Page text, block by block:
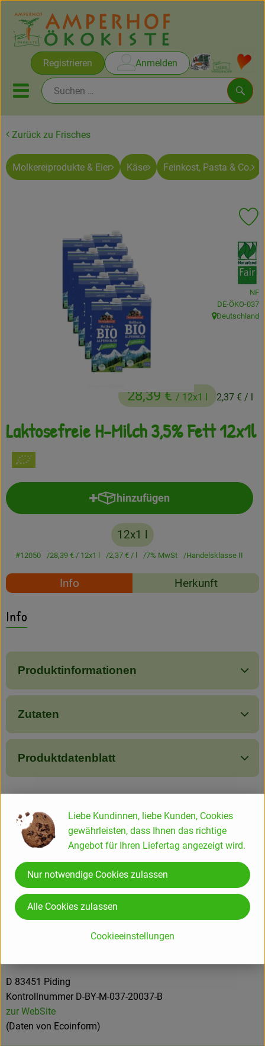
Registrieren Anmelden
Mobiles Menu öffnen oder
Rezepte
Obst & Gemüse
Gratis Ökokiste im Wert von 25 Euro
Veranstaltungen
Entdecken
Zurück zu Frisches
Molkereiprodukte & Eier Käse Feinkost, Pasta & Co.
Laktosefreie H-Milch 3,5% Fett 12x1l
28,39 €/ 12x1 l 2,37 € / l
, Verband:
NF
, Kontrollstelle:
DE-ÖKO-037
, Herkunft:
Deutschland
hinzufügen
Produkt zum Warenkorb
12x1 l
#12050 28,39 €/ 12x1 l 2,37 €/ l 7% MwSt Handelsklasse II
Rezepte
Info Herkunft
Info
Produktinformationen
Zutaten
Produktdatenblatt
Herkunft
Hersteller: Berchtesgadener Land Bio
Deutschland
D 83451 Piding
Kontrollnummer D-BY-M-037-20037-B
zur WebSite
(Daten von Ecoinform)
Liebe Kundinnen, liebe Kunden, Cookies
gewährleisten, dass Ihnen das richtige
Angebot für Ihren Liefertag angezeigt wird.
Cookieeinstellungen
Nur notwendige Cookies zulassen
Alle Cookies zulassen